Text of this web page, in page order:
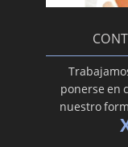
ponerse en
nuestro